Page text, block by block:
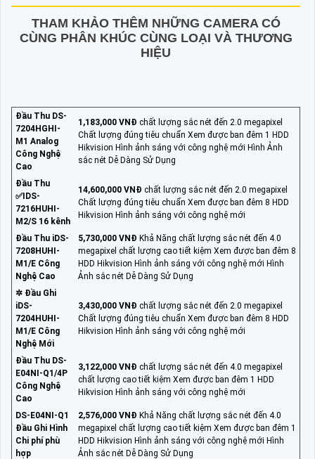
THAM KHẢO THÊM NHỮNG CAMERA CÓ
CÙNG PHÂN KHÚC CÙNG LOẠI VÀ THƯƠNG
HIỆU
Đầu Thu DS-
7204HGHI-
M1 Analog
Công Nghệ
Cao
1,183,000 VNĐ chất lượng sắc nét đến 2.0 megapixel
Chất lượng đúng tiêu chuẩn Xem được ban đêm 1 HDD
Hikvision Hình ảnh sáng với công nghệ mới Hình Ảnh
sắc nét Dễ Dàng Sử Dụng
Đầu Thu
✅IDS-
7216HUHI-
M2/S 16 kênh
14,600,000 VNĐ chất lượng sắc nét đến 2.0 megapixel
Chất lượng đúng tiêu chuẩn Xem được ban đêm 8 HDD
Hikvision Hình ảnh sáng với công nghệ mới
Đầu Thu iDS-
7208HUHI-
M1/E Công
Nghệ Cao
5,730,000 VNĐ Khả Năng chất lượng sắc nét đến 4.0
megapixel chất lượng cao tiết kiệm Xem được ban đêm 8
HDD Hikvision Hình ảnh sáng với công nghệ mới Hình
Ảnh sắc nét Dễ Dàng Sử Dụng
✲ Đầu Ghi
iDS-
7204HUHI-
M1/E Công
Nghệ Mới
3,430,000 VNĐ chất lượng sắc nét đến 2.0 megapixel
Chất lượng đúng tiêu chuẩn Xem được ban đêm 8 HDD
Hikvision Hình ảnh sáng với công nghệ mới
Đầu Thu DS-
E04NI-Q1/4P
Công Nghệ
Cao
3,122,000 VNĐ chất lượng sắc nét đến 4.0 megapixel
chất lượng cao tiết kiệm Xem được ban đêm 1 HDD
Hikvision Hình ảnh sáng với công nghệ mới
DS-E04NI-Q1
Đầu Ghi Hình
Chi phí phù
hợp
2,576,000 VNĐ Khả Năng chất lượng sắc nét đến 4.0
megapixel chất lượng cao tiết kiệm Xem được ban đêm 1
HDD Hikvision Hình ảnh sáng với công nghệ mới Hình
Ảnh sắc nét Dễ Dàng Sử Dụng